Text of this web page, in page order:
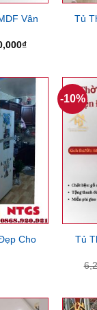
Vân
₫Giá
5,550,000₫.
Tủ
Cho
-10%
Tủ